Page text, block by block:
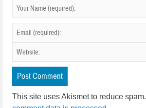
This site uses Akismet to reduce spam.